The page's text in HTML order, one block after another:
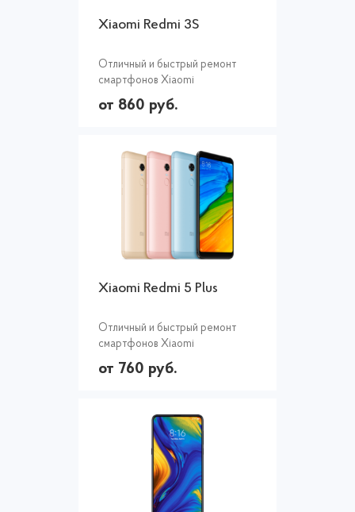
Xiaomi Redmi 3S
Отличный и быстрый ремонт
смартфонов Xiaomi
от 860 руб.
Xiaomi Redmi 5 Plus
Отличный и быстрый ремонт
смартфонов Xiaomi
от 760 руб.